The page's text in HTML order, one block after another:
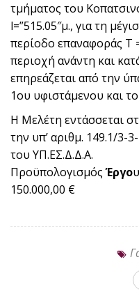
τμήματος του
l=”515.05″μ., για τη
περίοδο επαναφοράς T
περιοχή ανάντη και
επηρεάζεται από την
1ου υφιστάμενου και
Η Mελέτη εντάσσεται
την υπ’ αριθμ. 149.1/3-
του ΥΠ.ΕΣ.Δ.Δ.Α.
ΠροϋπολογισμόςΈργο
150.000,00 €